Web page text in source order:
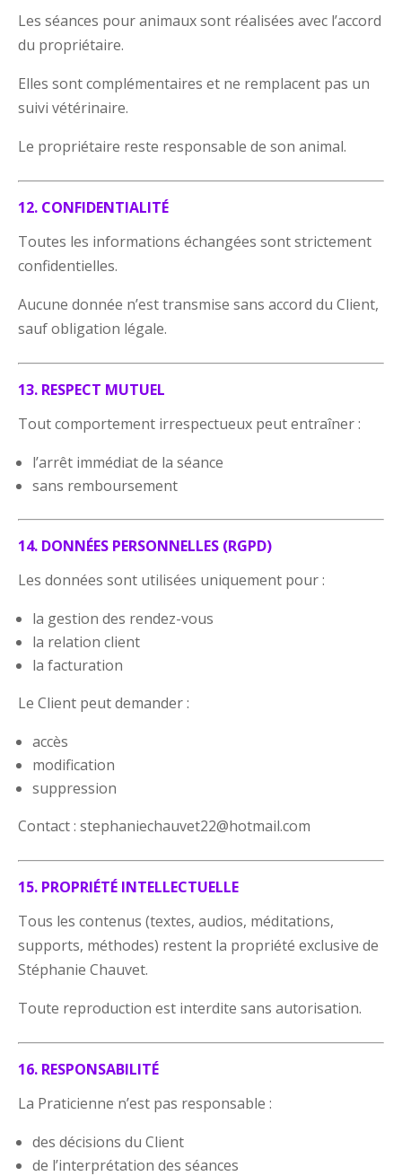
Les séances pour animaux sont réalisées avec l’accord
du propriétaire.
Elles sont complémentaires et ne remplacent pas un
suivi vétérinaire.
Le propriétaire reste responsable de son animal.
12. CONFIDENTIALITÉ
Toutes les informations échangées sont strictement
confidentielles.
Aucune donnée n’est transmise sans accord du Client,
sauf obligation légale.
13. RESPECT MUTUEL
Tout comportement irrespectueux peut entraîner :
l’arrêt immédiat de la séance
sans remboursement
14. DONNÉES PERSONNELLES (RGPD)
Les données sont utilisées uniquement pour :
la gestion des rendez-vous
la relation client
la facturation
Le Client peut demander :
accès
modification
suppression
Contact : stephaniechauvet22@hotmail.com
15. PROPRIÉTÉ INTELLECTUELLE
Tous les contenus (textes, audios, méditations,
supports, méthodes) restent la propriété exclusive de
Stéphanie Chauvet.
Toute reproduction est interdite sans autorisation.
16. RESPONSABILITÉ
La Praticienne n’est pas responsable :
des décisions du Client
de l’interprétation des séances